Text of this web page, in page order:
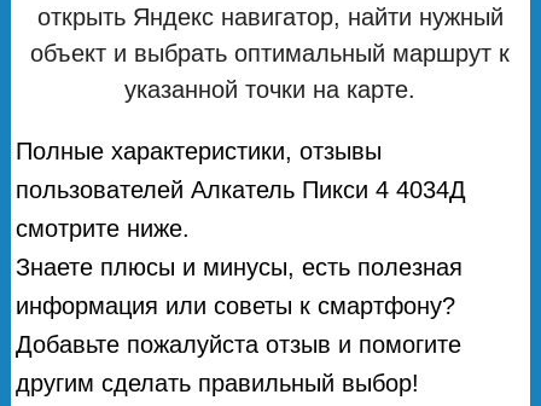
открыть Яндекс навигатор, найти нужный
объект и выбрать оптимальный маршрут к
указанной точки на карте.
Полные характеристики, отзывы
пользователей Алкатель Пикси 4 4034Д
смотрите ниже.
Знаете плюсы и минусы, есть полезная
информация или советы к смартфону?
Добавьте пожалуйста отзыв и помогите
другим сделать правильный выбор!